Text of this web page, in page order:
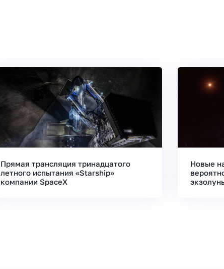
Прямая трансляция тринадцатого
летного испытания «Starship»
компании SpaceX
Новые